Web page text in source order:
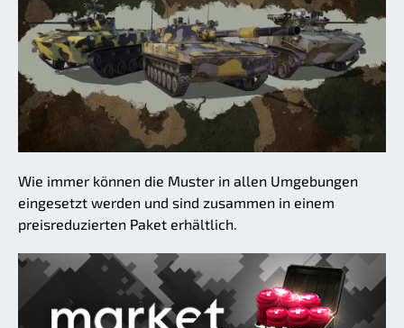
Wie immer können die Muster in allen Umgebungen
eingesetzt werden und sind zusammen in einem
preisreduzierten Paket erhältlich.